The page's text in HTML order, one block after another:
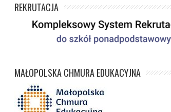
REKRUTACJA
MAŁOPOLSKA CHMURA EDUKACYJNA